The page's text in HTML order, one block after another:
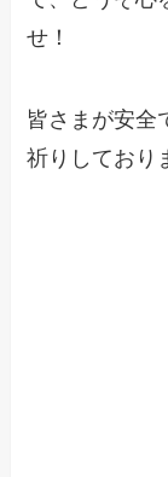
せ！
皆さまが安全
祈りしており